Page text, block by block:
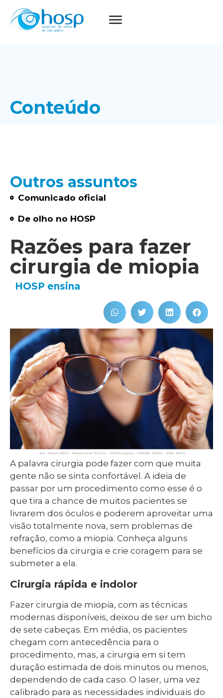
Conteúdo
Outros assuntos
Comunicado oficial
De olho no HOSP
Razões para fazer
cirurgia de miopia
HOSP ensina
A palavra cirurgia pode fazer com que muita
gente não se sinta confortável. A ideia de
passar por um procedimento como esse é o
que tira a chance de muitos pacientes se
livrarem dos óculos e poderem aproveitar uma
visão totalmente nova, sem problemas de
refração, como a miopia. Conheça alguns
benefícios da cirurgia e crie coragem para se
submeter a ela.
Cirurgia rápida e indolor
Fazer cirurgia de miopia, com as técnicas
modernas disponíveis, deixou de ser um bicho
de sete cabeças. Em média, os pacientes
chegam com antecedência para o
procedimento, mas, a cirurgia em si tem
duração estimada de dois minutos ou menos,
dependendo de cada caso. O laser, uma vez
calibrado para as necessidades individuais do